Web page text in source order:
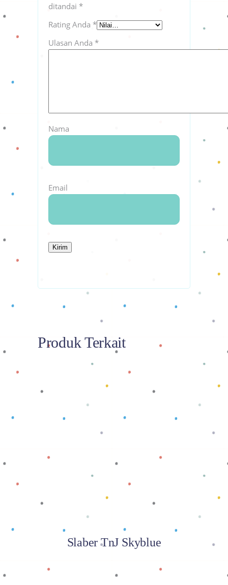
ditandai *
Rating Anda *
Ulasan Anda *
Nama
Email
Produk Terkait
Slaber TnJ Skyblue